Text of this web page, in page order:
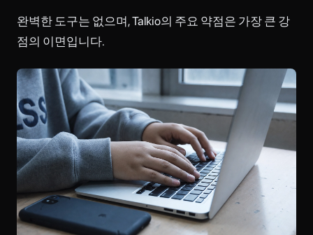
완벽한 도구는 없으며, Talkio의 주요 약점은 가장 큰 강
점의 이면입니다.